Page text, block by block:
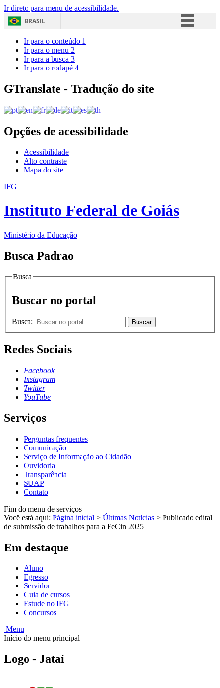
Ir direto para menu de acessibilidade.
BRASIL
Acesso à informação
Ir para o conteúdo 1
Ir para o menu 2
Ir para a busca 3
Ir para o rodapé 4
GTranslate - Tradução do site
Opções de acessibilidade
Acessibilidade
Alto contraste
Mapa do site
IFG
Instituto Federal de Goiás
Ministério da Educação
Busca Padrao
Busca
Buscar no portal
Busca: Buscar
Redes Sociais
Facebook
Instagram
Twitter
YouTube
Serviços
Perguntas frequentes
Comunicação
Serviço de Informação ao Cidadão
Ouvidoria
Transparência
SUAP
Contato
Fim do menu de serviços
Você está aqui: Página inicial > Últimas Notícias > Publicado edital
de submissão de trabalhos para a FeCin 2025
Em destaque
Aluno
Egresso
Servidor
Guia de cursos
Estude no IFG
Concursos
Menu
Início do menu principal
Logo - Jataí